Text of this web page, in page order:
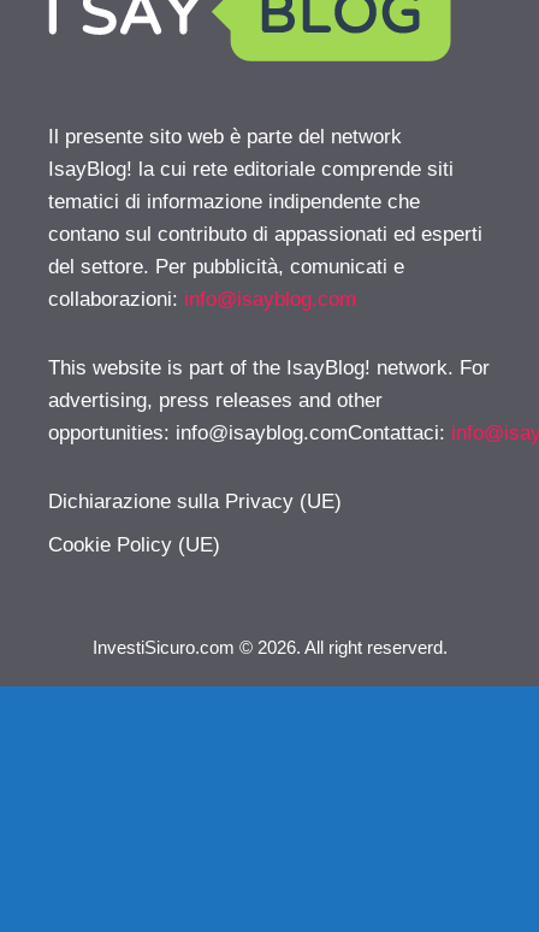
Il presente sito web è parte del network
IsayBlog! la cui rete editoriale comprende siti
tematici di informazione indipendente che
contano sul contributo di appassionati ed esperti
del settore. Per pubblicità, comunicati e
collaborazioni: info@isayblog.com
This website is part of the IsayBlog! network. For
advertising, press releases and other
opportunities: info@isayblog.comContattaci:
Dichiarazione sulla Privacy (UE)
Cookie Policy (UE)
InvestiSicuro.com © 2026. All right reserverd.